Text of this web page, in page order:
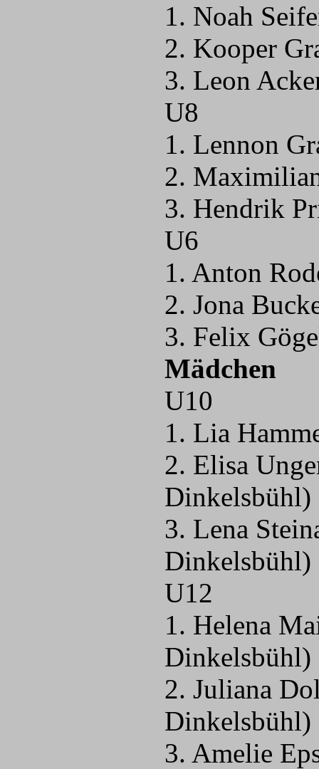
1. Noah
2. Kooper
3. Leon
U8
1. Lennon
2.
3. Hendrik
U6
1. Anton
2. Jona
3. Felix
Mädchen
U10
1. Lia
2. Elisa
Dinkelsbühl)
3. Lena
Dinkelsbühl)
U12
1. Helena
Dinkelsbühl)
2. Juliana
Dinkelsbühl)
3. Amelie